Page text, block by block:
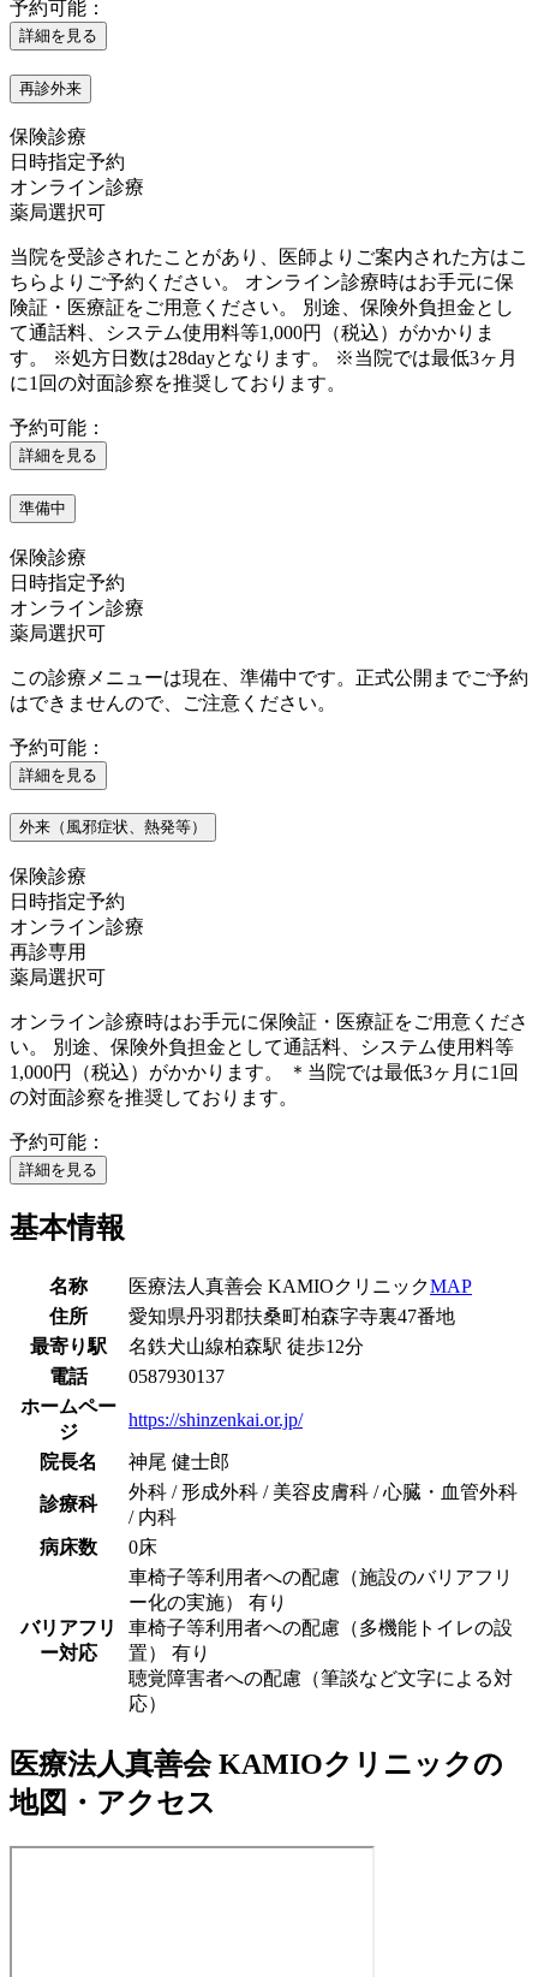
予約可能：
詳細を見る
再診外来
保険診療
日時指定予約
オンライン診療
薬局選択可
当院を受診されたことがあり、医師よりご案内された方はこ
ちらよりご予約ください。 オンライン診療時はお手元に保
険証・医療証をご用意ください。 別途、保険外負担金とし
て通話料、システム使用料等1,000円（税込）がかかりま
す。 ※処方日数は28dayとなります。 ※当院では最低3ヶ月
に1回の対面診察を推奨しております。
予約可能：
詳細を見る
準備中
保険診療
日時指定予約
オンライン診療
薬局選択可
この診療メニューは現在、準備中です。正式公開までご予約
はできませんので、ご注意ください。
予約可能：
詳細を見る
外来（風邪症状、熱発等）
保険診療
日時指定予約
オンライン診療
再診専用
薬局選択可
オンライン診療時はお手元に保険証・医療証をご用意くださ
い。 別途、保険外負担金として通話料、システム使用料等
1,000円（税込）がかかります。 ＊当院では最低3ヶ月に1回
の対面診察を推奨しております。
予約可能：
詳細を見る
基本情報
名称 医療法人真善会 KAMIOクリニックMAP
住所
愛知県丹羽郡扶桑町柏森字寺裏47番地
最寄り駅
名鉄犬山線柏森駅 徒歩12分
電話
0587930137
ホームペー
ジ
https://shinzenkai.or.jp/
院長名 神尾 健士郎
診療科
外科 / 形成外科 / 美容皮膚科 / 心臓・血管外科
/ 内科
病床数
0床
バリアフリ
ー対応
車椅子等利用者への配慮（施設のバリアフリ
ー化の実施） 有り
車椅子等利用者への配慮（多機能トイレの設
置） 有り
聴覚障害者への配慮（筆談など文字による対
応）
医療法人真善会 KAMIOクリニックの
地図・アクセス